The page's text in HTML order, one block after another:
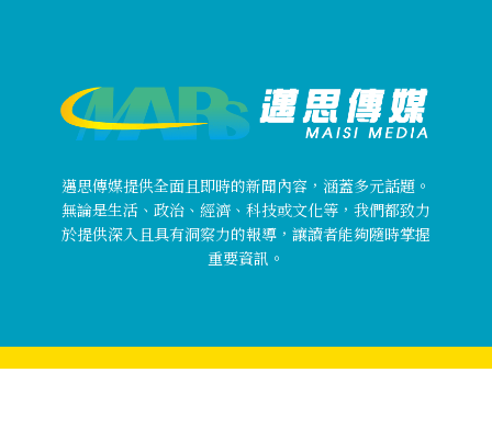
邁思傳媒提供全面且即時的新聞內容，涵蓋多元話題。
無論是生活、政治、經濟、科技或文化等，我們都致力
於提供深入且具有洞察力的報導，讓讀者能夠隨時掌握
重要資訊。